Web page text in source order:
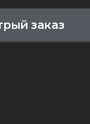
заказ